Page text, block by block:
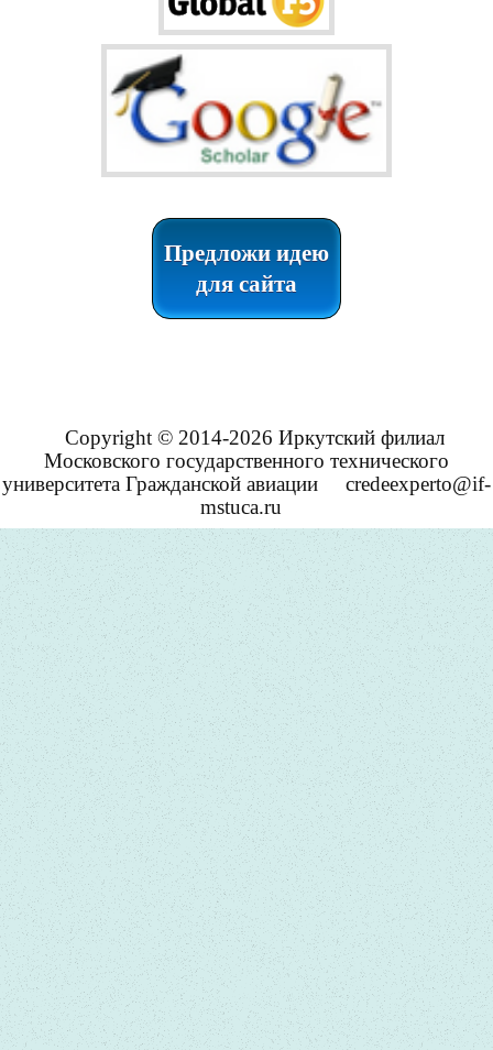
Предложи идею
для сайта
Copyright © 2014-2026 Иркутский филиал
Московского государственного технического
университета Гражданской авиации
credeexperto@if-
mstuca.ru